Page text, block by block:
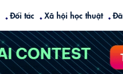
Đối tác Xã hội học thuật